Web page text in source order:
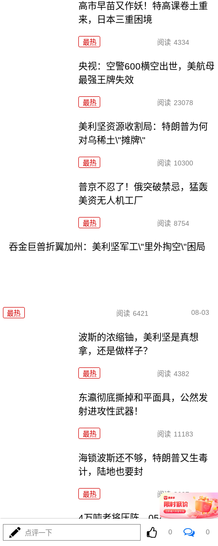
高市早苗又作妖！特高课卷土重
来，日本三重困境
最热 阅读 4334
央视：空警600横空出世，美航母
最强王牌失效
最热 阅读 23078
美利坚资源收割局：特朗普为何
对乌稀土\"摊牌\"
最热 阅读 10300
普京不忍了！俄突破禁忌，猛轰
美资无人机工厂
最热 阅读 8754
吞金巨兽折翼加州：美利坚军工\"里外掏空\"困局
最热 阅读 6421 08-03
波斯的浓缩铀，美利坚是真想
拿，还是做样子？
最热 阅读 4382
东瀛彻底撕掉和平面具，公然发
射进攻性武器！
最热 阅读 11183
海锁波斯还不够，特朗普又生毒
计，陆地也要封
最热 阅读 8607
4万吨老将压阵，054B新锐亮
相：美菲仔细品品
点评一下 0 0